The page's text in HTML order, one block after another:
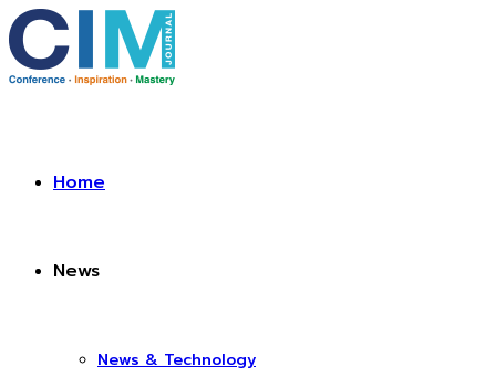
Home
News
News & Technology